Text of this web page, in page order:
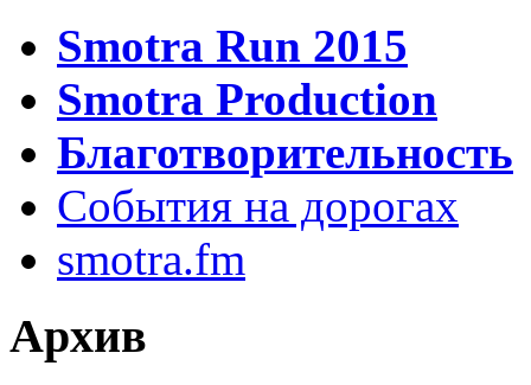
Smotra Run 2015
Smotra Production
Благотворительность
События на дорогах
smotra.fm
Архив